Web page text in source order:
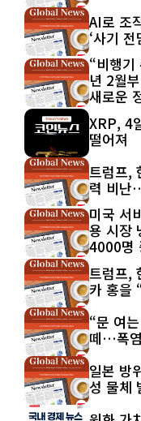
AI로 조
‘사기
“비행
년 2월
새로운
XRP, 4
떨어져
트럼프,
력 비난
미국 서
용 시장
4000명
트럼프,
카 홍을
“문 여
떼…폭
일본 방
성 물체